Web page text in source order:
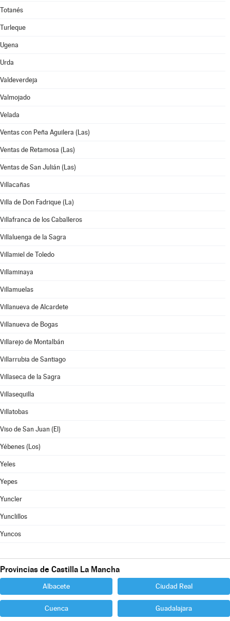
Totanés
Turleque
Ugena
Urda
Valdeverdeja
Valmojado
Velada
Ventas con Peña Aguilera (Las)
Ventas de Retamosa (Las)
Ventas de San Julián (Las)
Villacañas
Villa de Don Fadrique (La)
Villafranca de los Caballeros
Villaluenga de la Sagra
Villamiel de Toledo
Villaminaya
Villamuelas
Villanueva de Alcardete
Villanueva de Bogas
Villarejo de Montalbán
Villarrubia de Santiago
Villaseca de la Sagra
Villasequilla
Villatobas
Viso de San Juan (El)
Yébenes (Los)
Yeles
Yepes
Yuncler
Yunclillos
Yuncos
Provincias de Castilla La Mancha
Albacete Ciudad Real
Cuenca Guadalajara